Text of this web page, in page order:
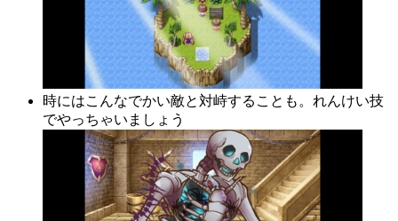
時にはこんなでかい敵と対峙することも。れんけい技
でやっちゃいましょう